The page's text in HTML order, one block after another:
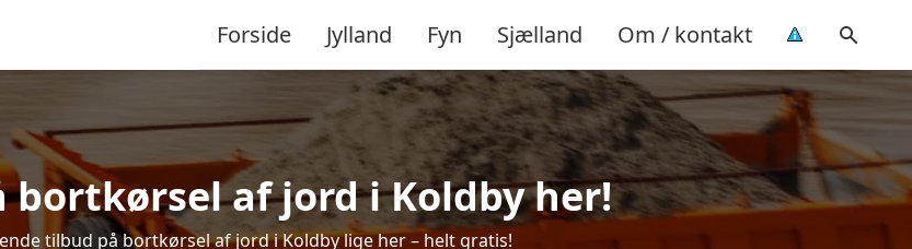
Forside Jylland Fyn Sjælland Om / kontakt
bortkørsel af jord i Koldby her!
tilbud på bortkørsel af jord i Koldby lige her – helt gratis!